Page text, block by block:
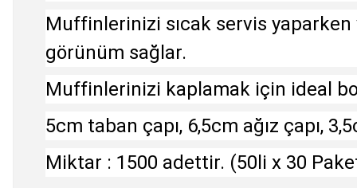
Muffinlerinizi sıcak servis
görünüm sağlar.
Muffinlerinizi kaplamak için ideal
5cm taban çapı, 6,5cm ağız çapı,
Miktar : 1500 adettir. (50li x 30